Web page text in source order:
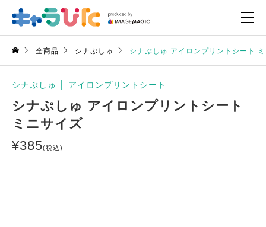
全商品 シナぷしゅ シナぷしゅ アイロンプリントシート
シナぷしゅ アイロンプリントシート
シナぷしゅ アイロンプリントシート
ミニサイズ
¥385(税込)